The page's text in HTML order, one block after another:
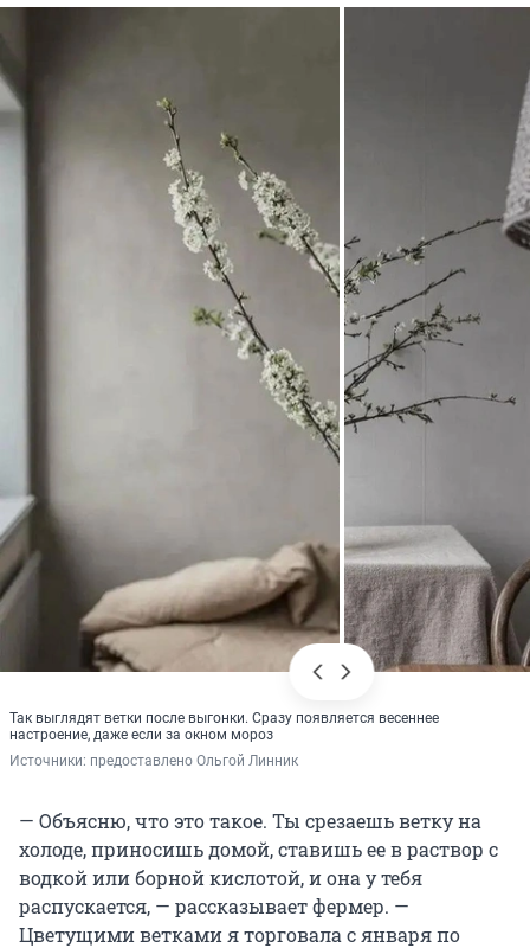
Так выглядят ветки после выгонки. Сразу появляется весеннее
настроение, даже если за окном мороз
Источники: предоставлено Ольгой Линник
— Объясню, что это такое. Ты срезаешь ветку на
холоде, приносишь домой, ставишь ее в раствор с
водкой или борной кислотой, и она у тебя
распускается, — рассказывает фермер. —
Цветущими ветками я торговала с января по